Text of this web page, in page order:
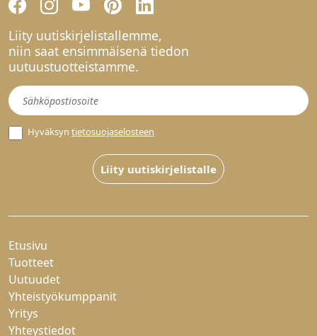
Liity uutiskirjelistallemme,
niin saat ensimmäisenä tiedon
uutuustuotteistamme.
Uutiskirje
Hyväksyn tietosuojaselosteen
Liity uutiskirjelistalle
Etusivu
Tuotteet
Uutuudet
Yhteistyökumppanit
Yritys
Yhteystiedot